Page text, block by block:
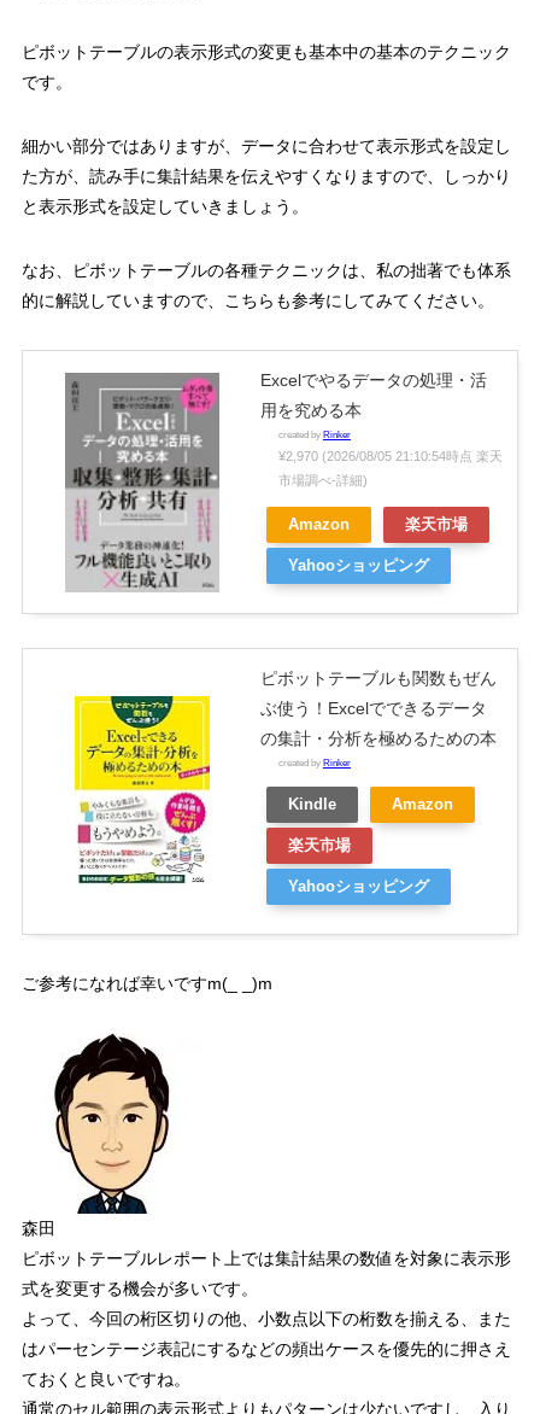
ピボットテーブルの表示形式の変更も基本中の基本のテクニック
です。
細かい部分ではありますが、データに合わせて表示形式を設定し
た方が、読み手に集計結果を伝えやすくなりますので、しっかり
と表示形式を設定していきましょう。
なお、ピボットテーブルの各種テクニックは、私の拙著でも体系
的に解説していますので、こちらも参考にしてみてください。
Excelでやるデータの処理・活
用を究める本
created by Rinker
¥2,970 (2026/08/05 21:10:54時点 楽天
市場調べ-詳細)
Amazon 楽天市場
Yahooショッピング
ピボットテーブルも関数もぜん
ぶ使う！Excelでできるデータ
の集計・分析を極めるための本
created by Rinker
Kindle Amazon
楽天市場
Yahooショッピング
ご参考になれば幸いですm(_ _)m
森田
ピボットテーブルレポート上では集計結果の数値を対象に表示形
式を変更する機会が多いです。
よって、今回の桁区切りの他、小数点以下の桁数を揃える、また
はパーセンテージ表記にするなどの頻出ケースを優先的に押さえ
ておくと良いですね。
通常のセル範囲の表示形式よりもパターンは少ないですし、入り